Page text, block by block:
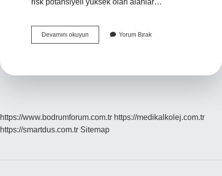
risk potansiyeli yüksek olan alanlar…
Devamını okuyun
Tıp
Yorum Bırak
https://www.bodrumforum.com.tr https://medikalkolej.com.tr
https://smartdus.com.tr Sitemap